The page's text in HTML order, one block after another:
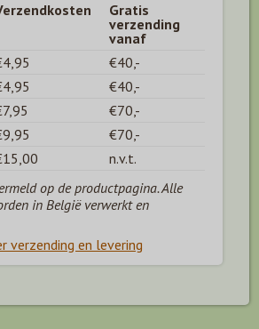
Gratis
verzending
vanaf
€40,-
€40,-
€70,-
€70,-
n.v.t.
op de productpagina. Alle
in België verwerkt en
verzending en levering